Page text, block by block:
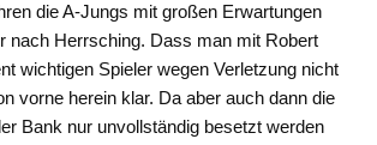
die A-Jungs mit großen Erwartungen
nach Herrsching. Dass man mit Robert
wichtigen Spieler wegen Verletzung nicht
vorne herein klar. Da aber auch dann die
Bank nur unvollständig besetzt werden